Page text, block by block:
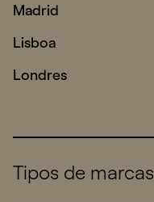
Madrid
Lisboa
Londres
Tipos de marcas